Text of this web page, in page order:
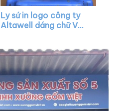
Ly sứ in logo công ty
Altawell dáng chữ V